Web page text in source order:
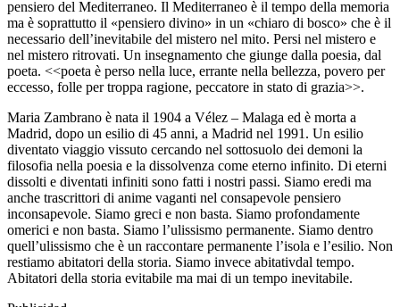
pensiero del Mediterraneo. Il Mediterraneo è il tempo della memoria
ma è soprattutto il «pensiero divino» in un «chiaro di bosco» che è il
necessario dell’inevitabile del mistero nel mito. Persi nel mistero e
nel mistero ritrovati. Un insegnamento che giunge dalla poesia, dal
poeta. <<poeta è perso nella luce, errante nella bellezza, povero per
eccesso, folle per troppa ragione, peccatore in stato di grazia>>.
Maria Zambrano è nata il 1904 a Vélez – Malaga ed è morta a
Madrid, dopo un esilio di 45 anni, a Madrid nel 1991 . Un esilio
diventato viaggio vissuto cercando nel sottosuolo dei demoni la
filosofia nella poesia e la dissolvenza come eterno infinito. Di eterni
dissolti e diventati infiniti sono fatti i nostri passi. Siamo eredi ma
anche trascrittori di anime vaganti nel consapevole pensiero
inconsapevole. Siamo greci e non basta. Siamo profondamente
omerici e non basta. Siamo l’ulissismo permanente. Siamo dentro
quell’ulissismo che è un raccontare permanente l’isola e l’esilio. Non
restiamo abitatori della storia. Siamo invece abitativdal tempo.
Abitatori della storia evitabile ma mai di un tempo inevitabile.